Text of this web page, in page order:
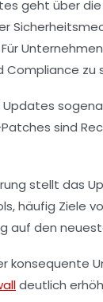
geht über
Compliance zu
Updates
sind
stellt das
häufig Ziele
auf den
konsequente
deutlich